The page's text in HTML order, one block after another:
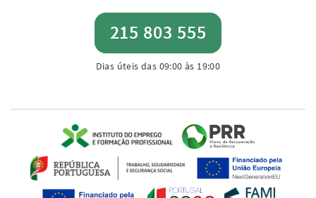
215 803 555
Dias úteis das 09:00 às 19:00